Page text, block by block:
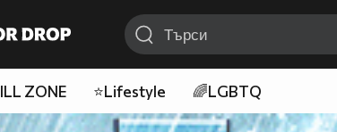
ZONE ⭐Lifestyle 🌈LGBTQ